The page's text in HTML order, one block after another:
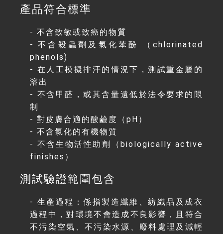
產品符合標準
- 不含致敏或致癌的物質
- 不含殺蟲劑及氯化苯酚 （chlorinated
phenols)
- 在人工模擬排汗的情況下，測試重金屬的
溶出
- 不含甲醛，或其含量遠低於法令要求的限
制
- 對皮膚合適的酸鹼度（pH）
- 不含氯化的有機物質
- 不含生物活性助劑（biologically active
finishes）
測試驗證範圍包含
- 生產過程：係指製造纖維、紡織品及成衣
過程中，對環境不會造成不良影響，且符合
不污染空氣、不污染水源、廢料處理及減輕